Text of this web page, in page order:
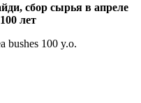
сбор сырья в апреле
лет
bushes 100 y.o.